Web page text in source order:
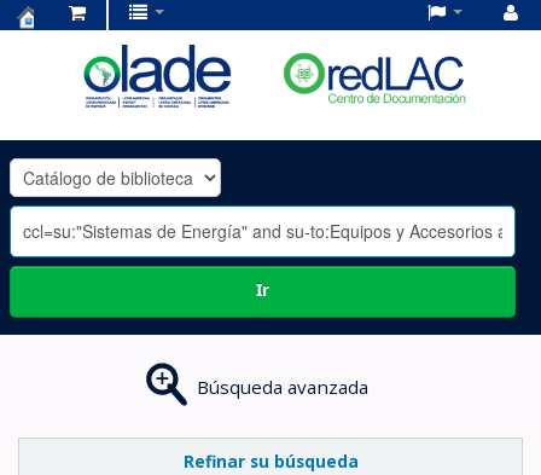
OLADE
-
Ir
Búsqueda avanzada
Refinar su búsqueda